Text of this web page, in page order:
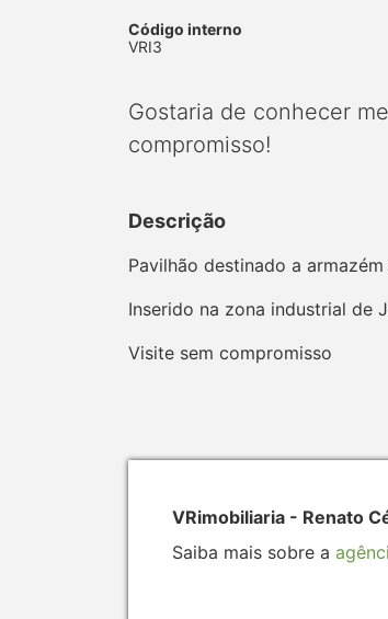
Código interno
VRI3
Gostaria de conhecer
compromisso!
Descrição
Pavilhão destinado a
Inserido na zona industrial de
Visite sem compromisso
VRimobiliaria - Renato
Saiba mais sobre a